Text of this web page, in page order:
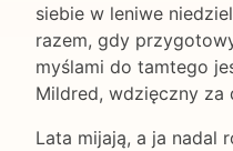
siebie w leniwe
razem, gdy
myślami do tamtego
Mildred, wdzięczny za
Lata mijają, a ja nadal